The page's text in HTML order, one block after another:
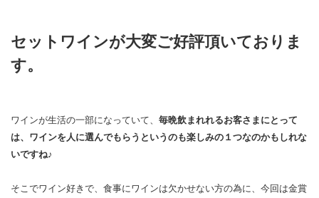
セットワインが大変ご好評頂いておりま
す。
ワインが生活の一部になっていて、 毎晩飲まれれるお客さまにとって
は、ワインを人に選んでもらうというのも楽しみの１つなのかもしれな
いですね♪
そこでワイン好きで、食事にワインは欠かせない方の為に、今回は金賞